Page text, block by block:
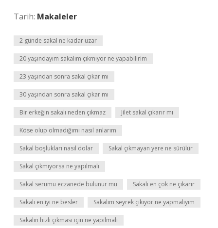
Tarih: Makaleler
2 günde sakal ne kadar uzar
20 yaşındayım sakalım çıkmıyor ne yapabilirim
23 yaşından sonra sakal çıkar mı
30 yaşından sonra sakal çıkar mı
Bir erkeğin sakalı neden çıkmaz Jilet sakal çıkarır mı
Köse olup olmadığımı nasıl anlarım
Sakal boşlukları nasıl dolar Sakal çıkmayan yere ne sürülür
Sakal çıkmıyorsa ne yapılmalı
Sakal serumu eczanede bulunur mu Sakalı en çok ne çıkarır
Sakalı en iyi ne besler Sakalım seyrek çıkıyor ne yapmalıyım
Sakalın hızlı çıkması için ne yapılmalı